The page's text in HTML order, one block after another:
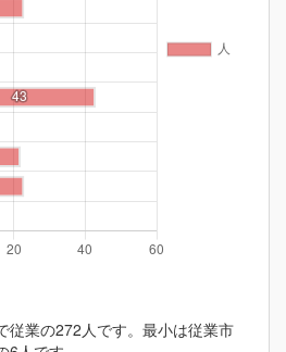
従業の272人です。最小は従業市